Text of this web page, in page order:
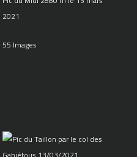
2021
55 Images